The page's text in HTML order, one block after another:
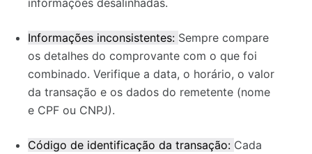
informações desalinhadas.
Informações inconsistentes: Sempre compare
os detalhes do comprovante com o que foi
combinado. Verifique a data, o horário, o valor
da transação e os dados do remetente (nome
e CPF ou CNPJ).
Código de identificação da transação: Cada